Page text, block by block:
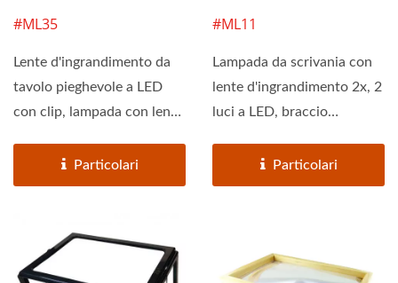
#ML35
Lente d'ingrandimento da
tavolo pieghevole a LED
con clip, lampada con lente
Particolari
#ML11
Lampada da scrivania con
lente d'ingrandimento 2x, 2
luci a LED, braccio
Particolari